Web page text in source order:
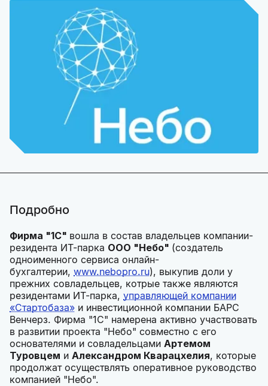
Подробно
Фирма "1С" вошла в состав владельцев компании-
резидента ИТ-парка ООО "Небо" (создатель
одноименного сервиса онлайн-
бухгалтерии, www.nebopro.ru), выкупив доли у
прежних совладельцев, котрые также являются
резидентами ИТ-парка, управляющей компании
«Стартобаза» и инвестиционной компании БАРС
Венчерз. Фирма "1С" намерена активно участвовать
в развитии проекта "Небо" совместно с его
основателями и совладельцами Артемом
Туровцем и Александром Кварацхелия, которые
продолжат осуществлять оперативное руководство
компанией "Небо".